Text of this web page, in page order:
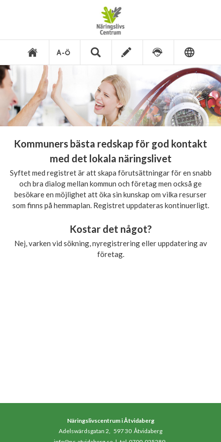
Kommuners bästa redskap för god kontakt
med det lokala näringslivet
Syftet med registret är att skapa förutsättningar för en snabb
och bra dialog mellan kommun och företag men också ge
besökare en möjlighet att öka sin kunskap om vilka resurser
som finns på hemmaplan. Registret uppdateras kontinuerligt.
Kostar det något?
Nej, varken vid sökning, nyregistrering eller uppdatering av
företag.
Näringslivscentrum i Åtvidaberg
Adelswärdsgatan 2, 597 30 Åtvidaberg